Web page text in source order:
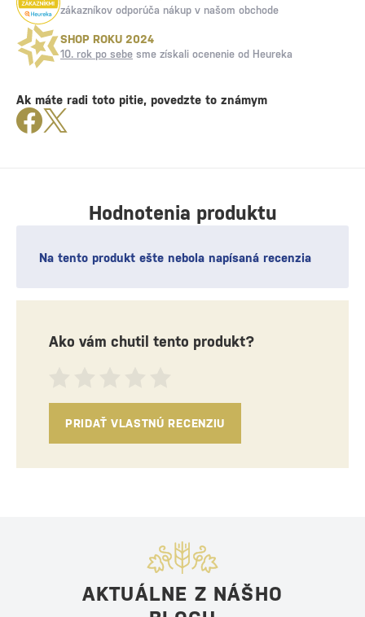
Hodnotenia produktu
Na tento produkt ešte nebola napísaná recenzia
Ako vám chutil tento produkt?
PRIDAŤ VLASTNÚ RECENZIU
zákazníkov odporúča nákup v našom obchode
SHOP ROKU 2024
10. rok po sebe sme získali ocenenie od Heureka
Ak máte radi toto pitie, povedzte to známym
AKTUÁLNE Z NÁŠHO